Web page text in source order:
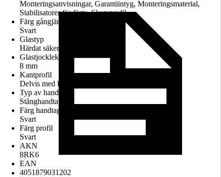
Monteringsanvisningar, Garantiintyg, Monteringsmaterial,
Stabilisatorer för fäste, Skarvprofil
Färg gångjärn
Svart
Glastyp
Härdat säkerhetsglas
Glastjocklek
8 mm
Kantprofil
Delvis med kantprofil
Typ av handtag
Stånghandtag
Färg handtag
Svart
Färg profil
Svart
AKN
8RK6
EAN
4051879031202